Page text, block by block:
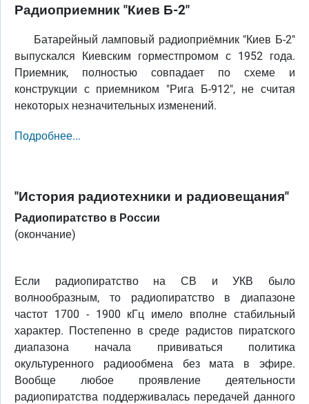
Радиоприемник "Киев Б-2"
Батарейный ламповый радиоприёмник "Киев Б-2"
выпускался Киевским горместпромом с 1952 года.
Приемник, полностью совпадает по схеме и
конструкции с приемником "Рига Б-912", не считая
некоторых незначительных изменений.
Подробнее...
"История радиотехники и радиовещания"
Радиопиратство в России
(окончание)
Если радиопиратство на СВ и УКВ было
волнообразным, то радиопиратство в диапазоне
частот 1700 - 1900 кГц имело вполне стабильный
характер. Постепенно в среде радистов пиратского
диапазона начала прививаться политика
окультуренного радиообмена без мата в эфире.
Вообще любое проявление деятельности
радиопиратства поддерживалась передачей данного